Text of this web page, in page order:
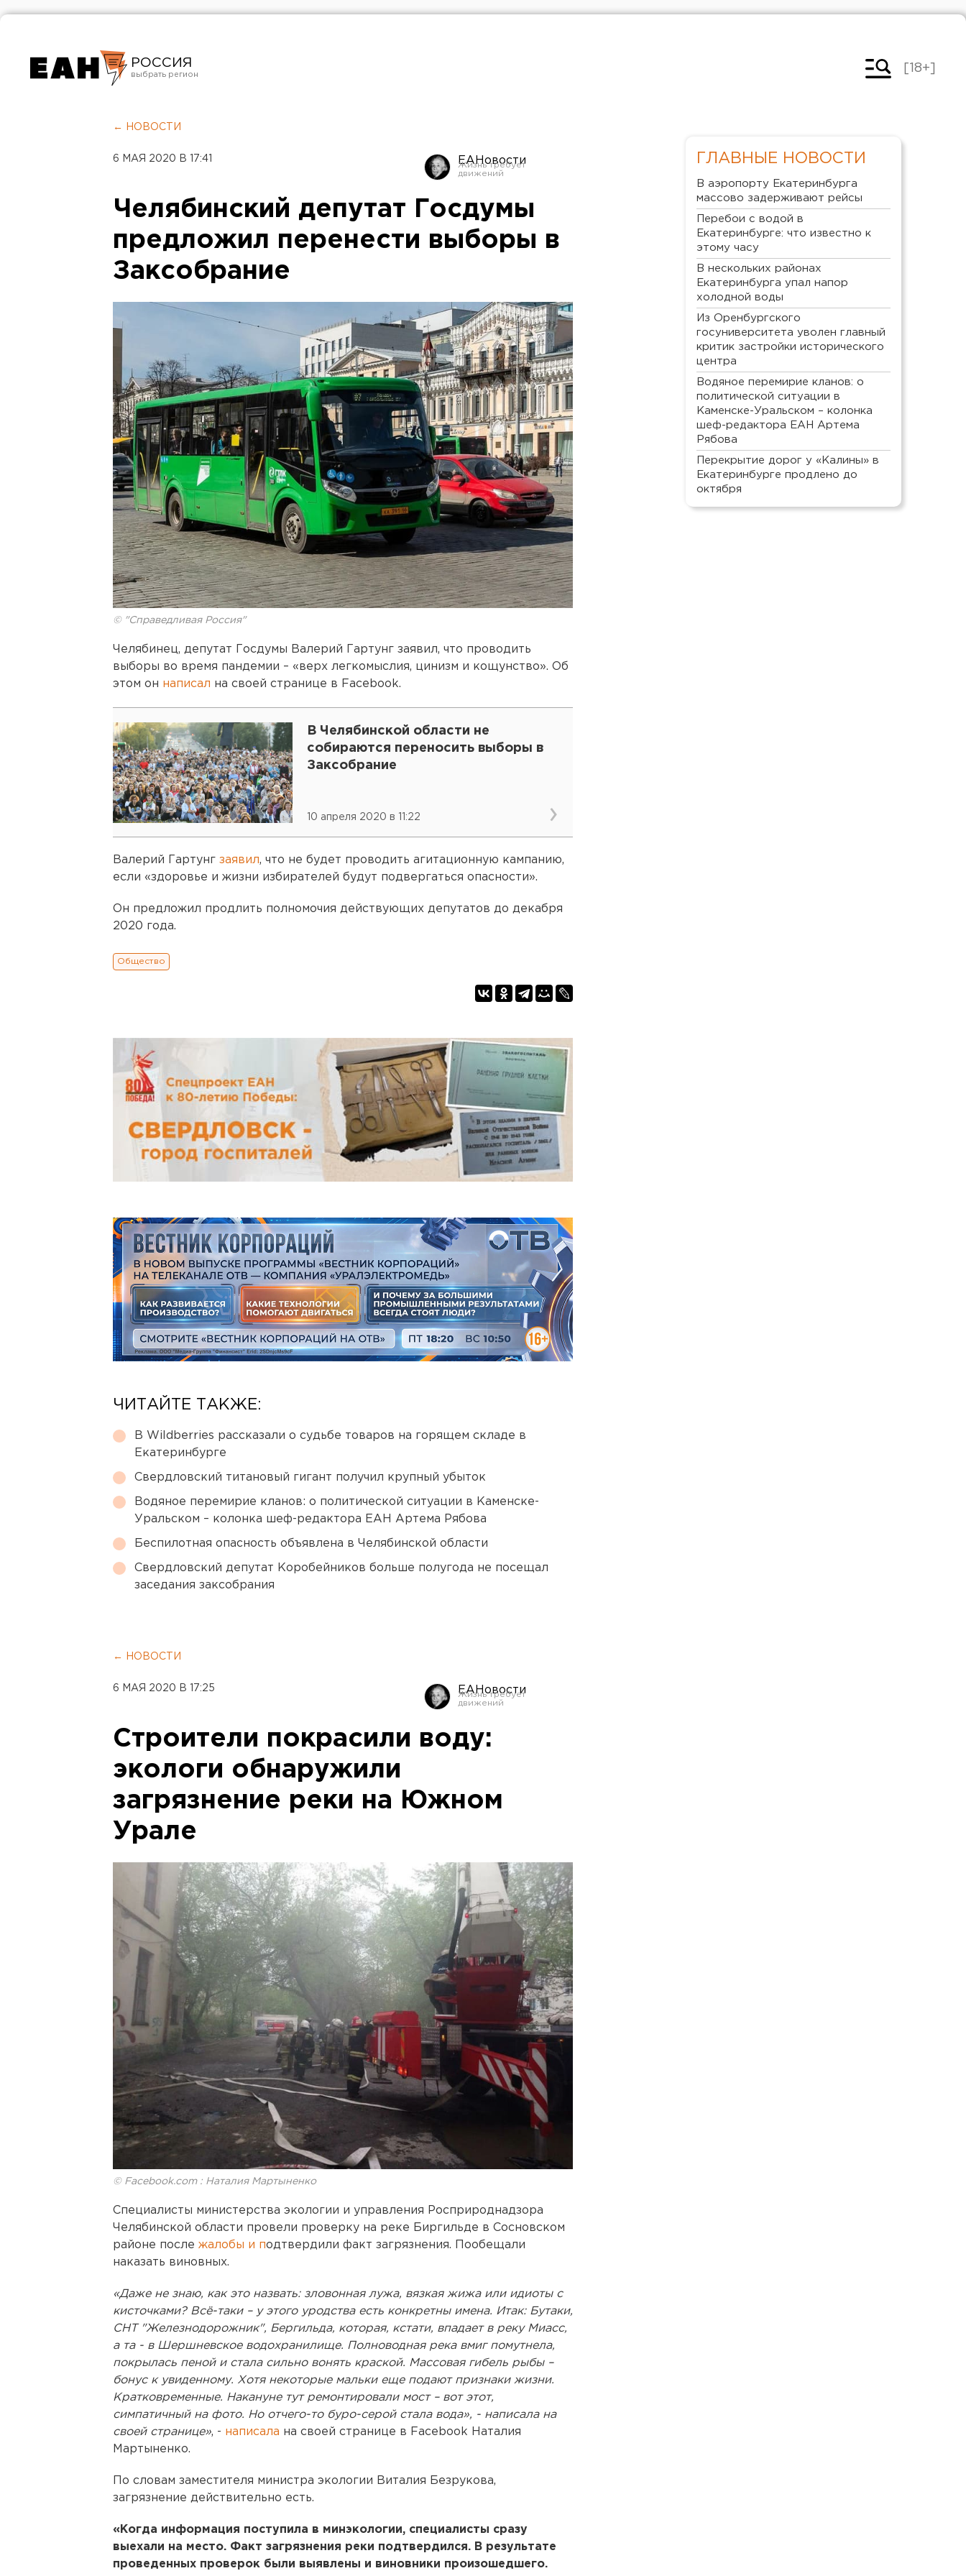
РОССИЯ
Челябинск
[18+]
← НОВОСТИ
6 МАЯ 2020 В 17:41 ЕАНовости
Челябинский депутат Госдумы
предложил перенести выборы в
Заксобрание
© "Справедливая Россия"
Челябинец, депутат Госдумы Валерий Гартунг заявил, что проводить
выборы во время пандемии – «верх легкомыслия, цинизм и кощунство». Об
этом он написал на своей странице в Facebook.
В Челябинской области не
собираются переносить выборы в
Заксобрание
10 апреля 2020 в 11:22
Валерий Гартунг заявил, что не будет проводить агитационную кампанию,
если «здоровье и жизни избирателей будут подвергаться опасности».
Он предложил продлить полномочия действующих депутатов до декабря
2020 года.
Общество
ЧИТАЙТЕ ТАКЖЕ:
В Wildberries рассказали о судьбе товаров на горящем складе в
Екатеринбурге
Свердловский титановый гигант получил крупный убыток
Водяное перемирие кланов: о политической ситуации в Каменске-
Уральском – колонка шеф-редактора ЕАН Артема Рябова
Беспилотная опасность объявлена в Челябинской области
Свердловский депутат Коробейников больше полугода не посещал
заседания заксобрания
← НОВОСТИ
6 МАЯ 2020 В 17:25 ЕАНовости
Строители покрасили воду:
экологи обнаружили
загрязнение реки на Южном
Урале
© Facebook.com : Наталия Мартыненко
Специалисты министерства экологии и управления Росприроднадзора
Челябинской области провели проверку на реке Биргильде в Сосновском
районе после жалобы и подтвердили факт загрязнения. Пообещали
наказать виновных.
«Даже не знаю, как это назвать: зловонная лужа, вязкая жижа или идиоты с
кисточками? Всё-таки – у этого уродства есть конкретны имена. Итак: Бутаки,
СНТ "Железнодорожник", Бергильда, которая, кстати, впадает в реку Миасс,
а та - в Шершневское водохранилище. Полноводная река вмиг помутнела,
покрылась пеной и стала сильно вонять краской. Массовая гибель рыбы –
бонус к увиденному. Хотя некоторые мальки еще подают признаки жизни.
Кратковременные. Накануне тут ремонтировали мост – вот этот,
симпатичный на фото. Но отчего-то буро-серой стала вода», - написала на
своей странице», - написала на своей странице в Facebook Наталия
Мартыненко.
По словам заместителя министра экологии Виталия Безрукова,
загрязнение действительно есть.
«Когда информация поступила в минэкологии, специалисты сразу
выехали на место. Факт загрязнения реки подтвердился. В результате
проведенных проверок были выявлены и виновники произошедшего.
ГЛАВНЫЕ НОВОСТИ
В аэропорту Екатеринбурга
массово задерживают рейсы
Перебои с водой в
Екатеринбурге: что известно к
этому часу
В нескольких районах
Екатеринбурга упал напор
холодной воды
Из Оренбургского
госуниверситета уволен главный
критик застройки исторического
центра
Водяное перемирие кланов: о
политической ситуации в
Каменске-Уральском – колонка
шеф-редактора ЕАН Артема
Рябова
Перекрытие дорог у «Калины» в
Екатеринбурге продлено до
октября